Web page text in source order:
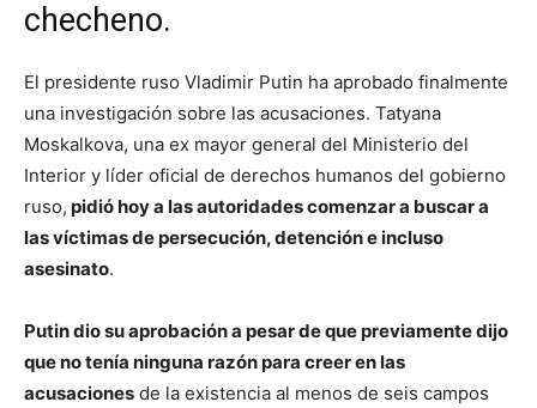
checheno.
El presidente ruso Vladimir Putin ha aprobado finalmente
una investigación sobre las acusaciones. Tatyana
Moskalkova, una ex mayor general del Ministerio del
Interior y líder oficial de derechos humanos del gobierno
ruso, pidió hoy a las autoridades comenzar a buscar a
las víctimas de persecución, detención e incluso
asesinato.
Putin dio su aprobación a pesar de que previamente dijo
que no tenía ninguna razón para creer en las
acusaciones de la existencia al menos de seis campos